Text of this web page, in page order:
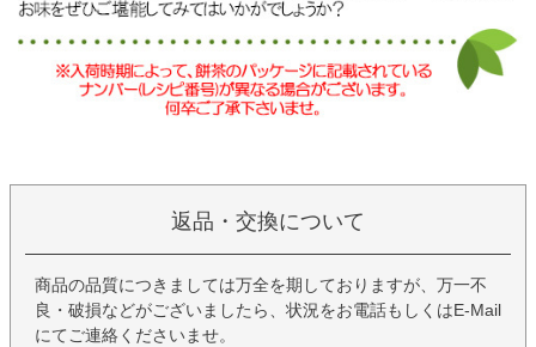
返品・交換について
商品の品質につきましては万全を期しておりますが、万一不
良・破損などがございましたら、状況をお電話もしくはE-Mail
にてご連絡くださいませ。